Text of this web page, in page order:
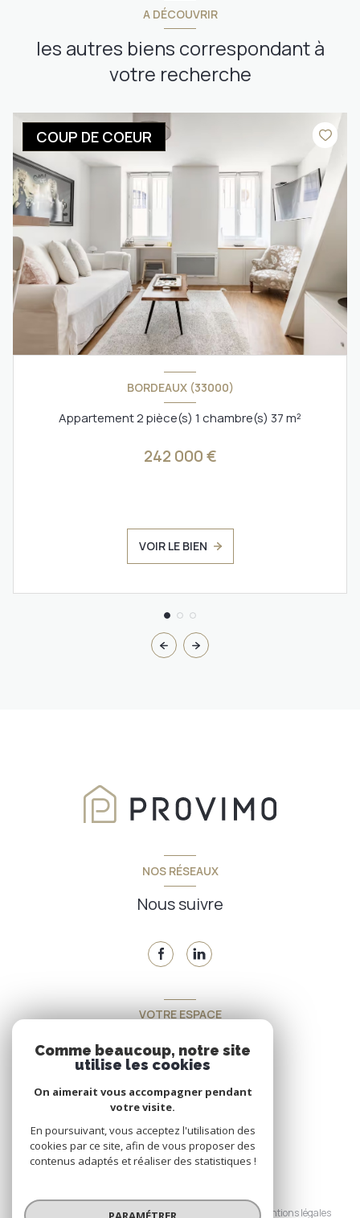
A DÉCOUVRIR
les autres biens correspondant à
votre recherche
COUP DE COEUR
BORDEAUX (33000)
Appartement 2 pièce(s) 1 chambre(s) 37 m²
242 000 €
VOIR LE BIEN
NOS RÉSEAUX
Nous suivre
VOTRE ESPACE
Espace propriétaire
SE CONNECTER
Nos honoraires
Nos partenaires Mentions légales
Comme beaucoup, notre site
utilise les cookies
On aimerait vous accompagner pendant
votre visite.
En poursuivant, vous acceptez l'utilisation des
cookies par ce site, afin de vous proposer des
contenus adaptés et réaliser des statistiques !